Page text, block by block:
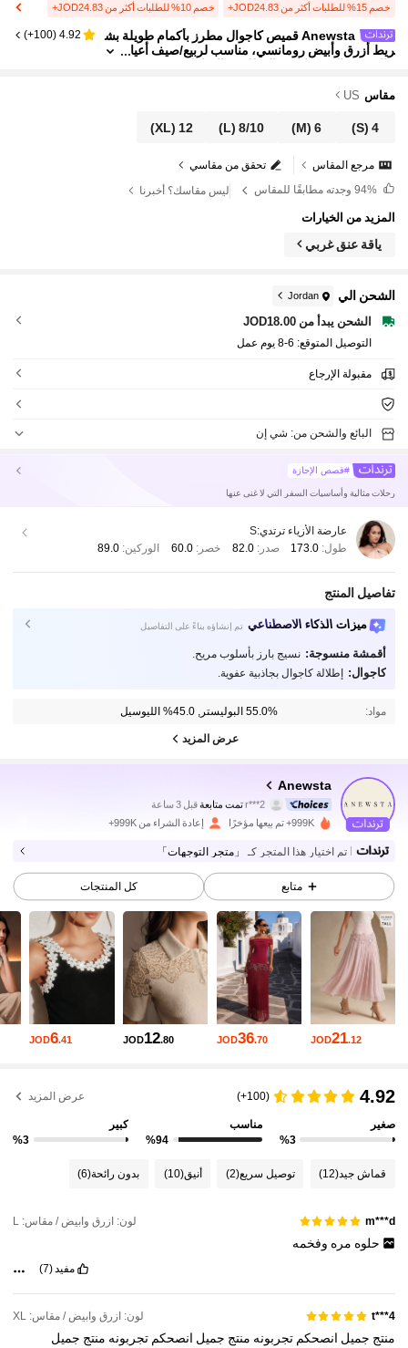
خصم 15% للطلبات أكثر من JOD24.83+ خصم 10% للطلبات أكثر من JOD24.83+
Anewsta قميص كاجوال مطرز بأكمام طويلة بش
ريط أزرق وأبيض رومانسي، مناسب لربيع/صيف أعيا
4.92
(
100+
)
مقاس US
4
(S)
6
(M)
8/10
(L)
12
(XL)
تحقق من مقاسي
مرجع المقاس
وجدته مطابقًا للمقاس ليس مقاسك؟ أخبرنا
المزيد من الخيارات
ياقة عنق غربي
الشحن الي Jordan
الشحن يبدأ من JOD18.00
التوصيل المتوقع: 6-8 يوم عمل
مقبولة الإرجاع
البائع والشحن من: شي إن
#قصص الإجازة
رحلات مثالية وأساسيات السفر التي لا غنى عنها
عارضة الأزياء ترتدي:S
طول: 173.0 صدر:82.0 خصر: 60.0 الوركين: 89.0
تفاصيل المنتج
ميزات الذكاء الاصطناعي تم إنشاؤه بناءً على التفاصيل
أقمشة منسوجة: نسيج بارز بأسلوب مريح.
كاجوال: إطلالة كاجوال بجاذبية عفوية.
مواد: 55.0% البوليستر, 45.0% الليوسيل
عرض المزيد
Anewsta
l***6 تتصفح
4.89
4M متابعون
4.89 4M متابعون
4.89 4M متابعون
4.89 4M متابعون
999K+ تم بيعها مؤخرًا إعادة الشراء من 999K+
تم اختيار هذا المتجر كـ 「متجر التوجهات」
متابع كل المنتجات
JOD21.12
JOD36.70
JOD12.80
JOD6.41
4.92
(100+) عرض المزيد
صغير
%3
مناسب
%94
كبير
%3
قماش جيد(12) توصيل سريع(2) أنيق(10) بدون رائحة(6)
m***d لون: ازرق وابيض / مقاس: L
حلوه مره وفخمه
مفيد (7)
t***4 لون: ازرق وابيض / مقاس: XL
منتج جميل انصحكمتجربونه منتج جميل انصحكمتجربونه منتج جميل